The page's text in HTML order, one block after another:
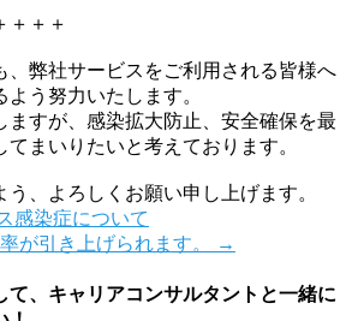
＋＋＋
、弊社サービスをご利用される皆様へ
う努力いたします。
ますが、感染拡大防止、安全確保を最
まいりたいと考えております。
、よろしくお願い申し上げます。
感染症について
が引き上げられます。
→
、キャリアコンサルタントと一緒に